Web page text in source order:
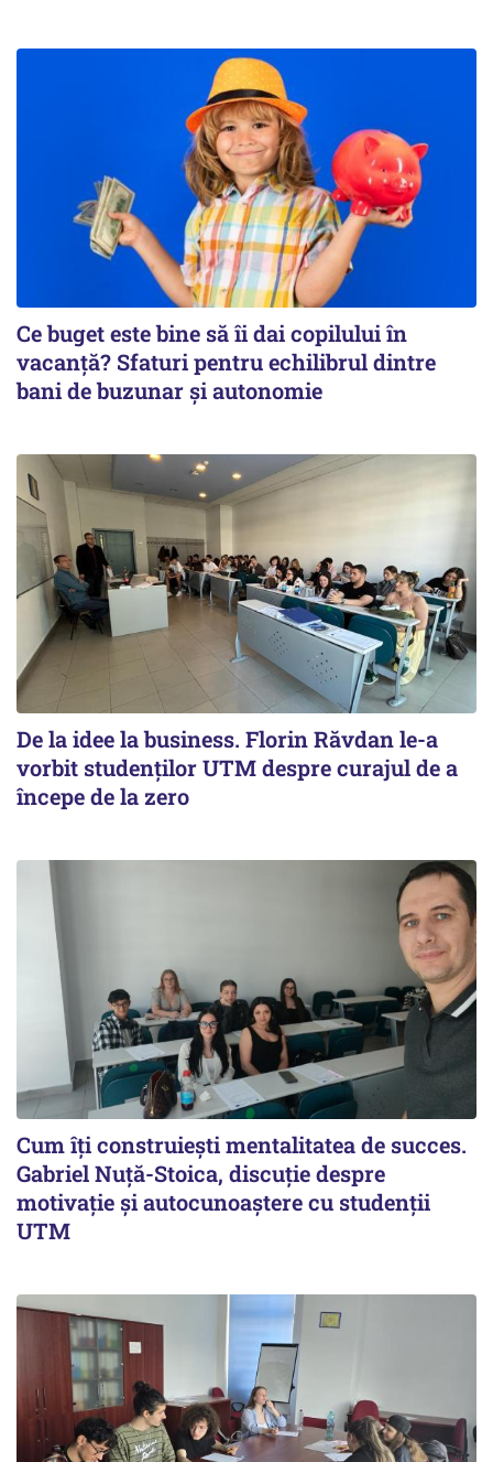
Ce buget este bine să îi dai copilului în
vacanță? Sfaturi pentru echilibrul dintre
bani de buzunar și autonomie
De la idee la business. Florin Răvdan le-a
vorbit studenților UTM despre curajul de a
începe de la zero
Cum îți construiești mentalitatea de succes.
Gabriel Nuță-Stoica, discuție despre
motivație și autocunoaștere cu studenții
UTM